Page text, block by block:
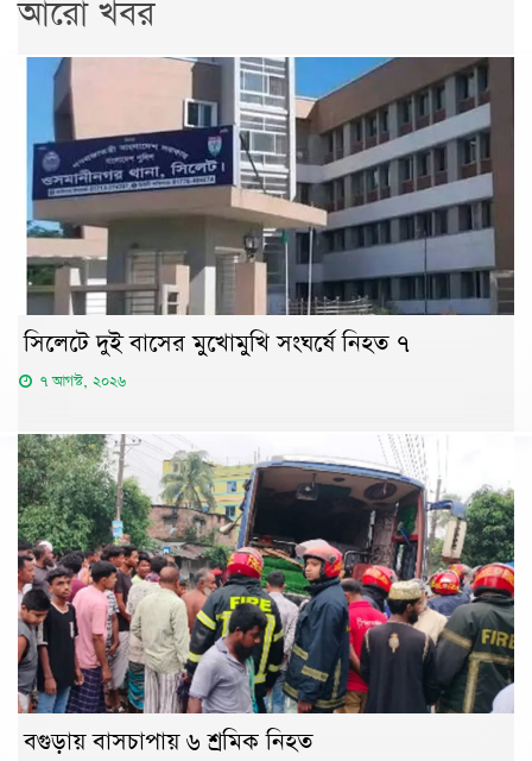
আরো খবর
সিলেটে দুই বাসের মুখোমুখি সংঘর্ষে নিহত ৭
৭ আগস্ট, ২০২৬
বগুড়ায় বাসচাপায় ৬ শ্রমিক নিহত